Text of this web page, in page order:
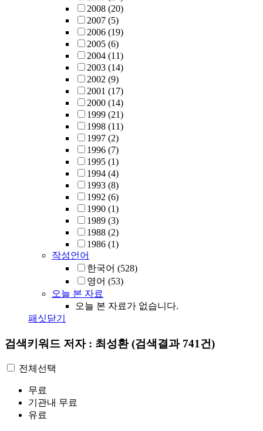
2008 (20)
2007 (5)
2006 (19)
2005 (6)
2004 (11)
2003 (14)
2002 (9)
2001 (17)
2000 (14)
1999 (21)
1998 (11)
1997 (2)
1996 (7)
1995 (1)
1994 (4)
1993 (8)
1992 (6)
1990 (1)
1989 (3)
1988 (2)
1986 (1)
작성언어
한국어 (528)
영어 (53)
오늘 본 자료
오늘 본 자료가 없습니다.
패싯닫기
검색키워드 저자 : 최성환(검색결과 741건)
전체선택
무료
기관내 무료
유료